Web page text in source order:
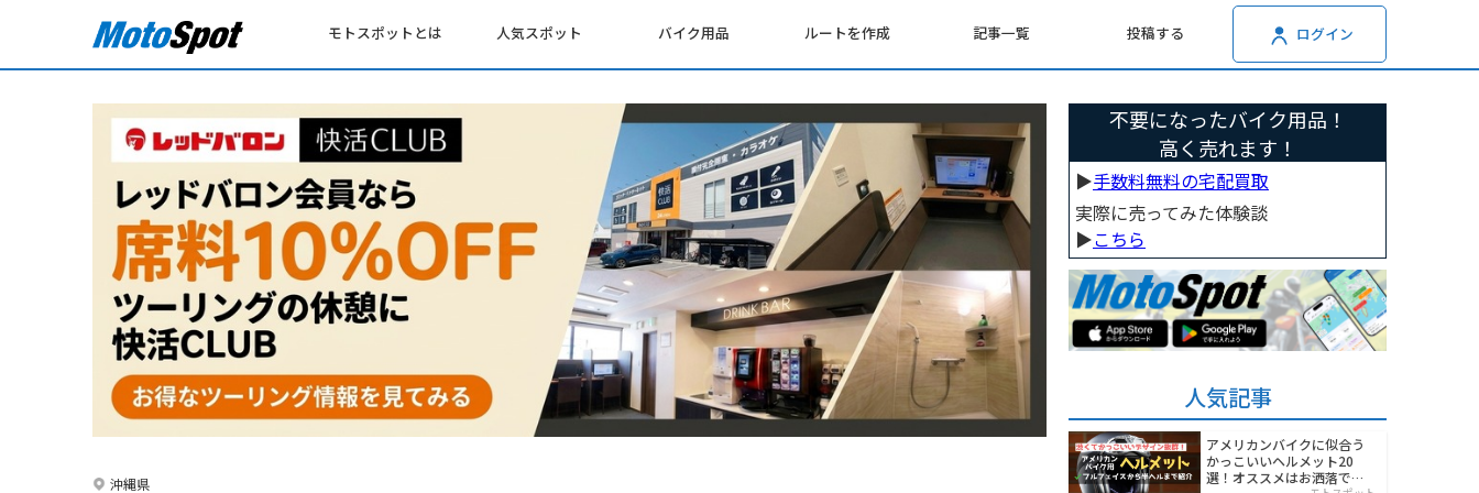
モトスポットとは 人気スポット バイク用品 ルートを作成 記事一覧 投稿する ログイン
沖縄県
不要になったバイク用品！
高く売れます！
▶︎手数料無料の宅配買取
実際に売ってみた体験談
▶︎こちら
人気記事
アメリカンバイクに似合う
かっこいいヘルメット20
選！オススメはお洒落でワ